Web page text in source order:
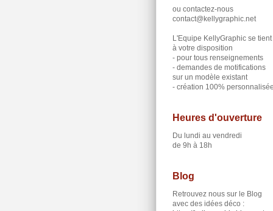
ou contactez-nous
contact@kellygraphic.net
L'Equipe KellyGraphic se tient
à votre disposition
- pour tous renseignements
- demandes de motifications
sur un modèle existant
- création 100%
Heures d'ouverture
Du lundi au vendredi
de 9h à 18h
Blog
Retrouvez nous sur le Blog
avec des idées déco :